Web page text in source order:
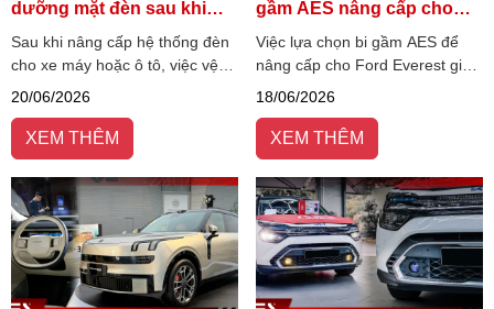
dưỡng mặt đèn sau khi
nâng cấp đúng kỹ thuật
Sau khi nâng cấp hệ thống đèn
cho xe máy hoặc ô tô, việc vệ
sinh và bảo dưỡng mặt đèn
giúp duy trì hiệu suất chiếu
sáng, tăng tuổi thọ đèn.
20/06/2026
XEM THÊM
gầm AES nâng cấp cho
Ford Everest?
Việc lựa chọn bi gầm AES để
nâng cấp cho Ford Everest giúp
cải thiện đáng kể khả năng
và hỗ trợ lái xe an toàn hơn khi
đi đêm hoặc gặp thời tiết xấu.
18/06/2026
XEM THÊM